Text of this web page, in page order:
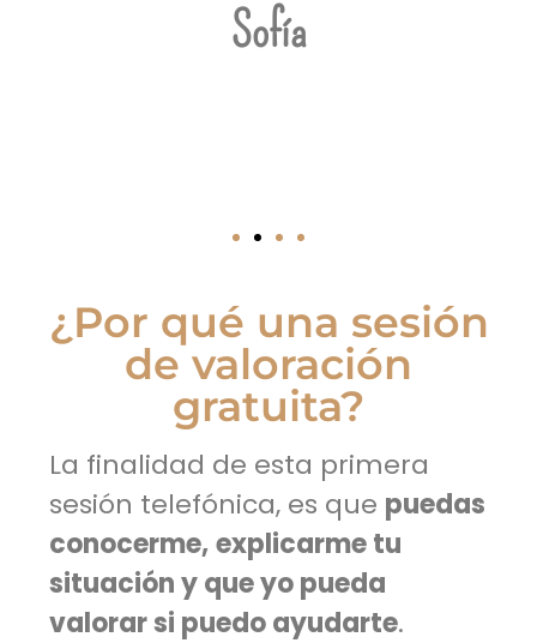
Sofía
¿Por qué una sesión
de valoración
gratuita?
La finalidad de esta primera
sesión telefónica, es que puedas
conocerme,explicarme tu
situación y que yo pueda
valorar si puedo ayudarte.